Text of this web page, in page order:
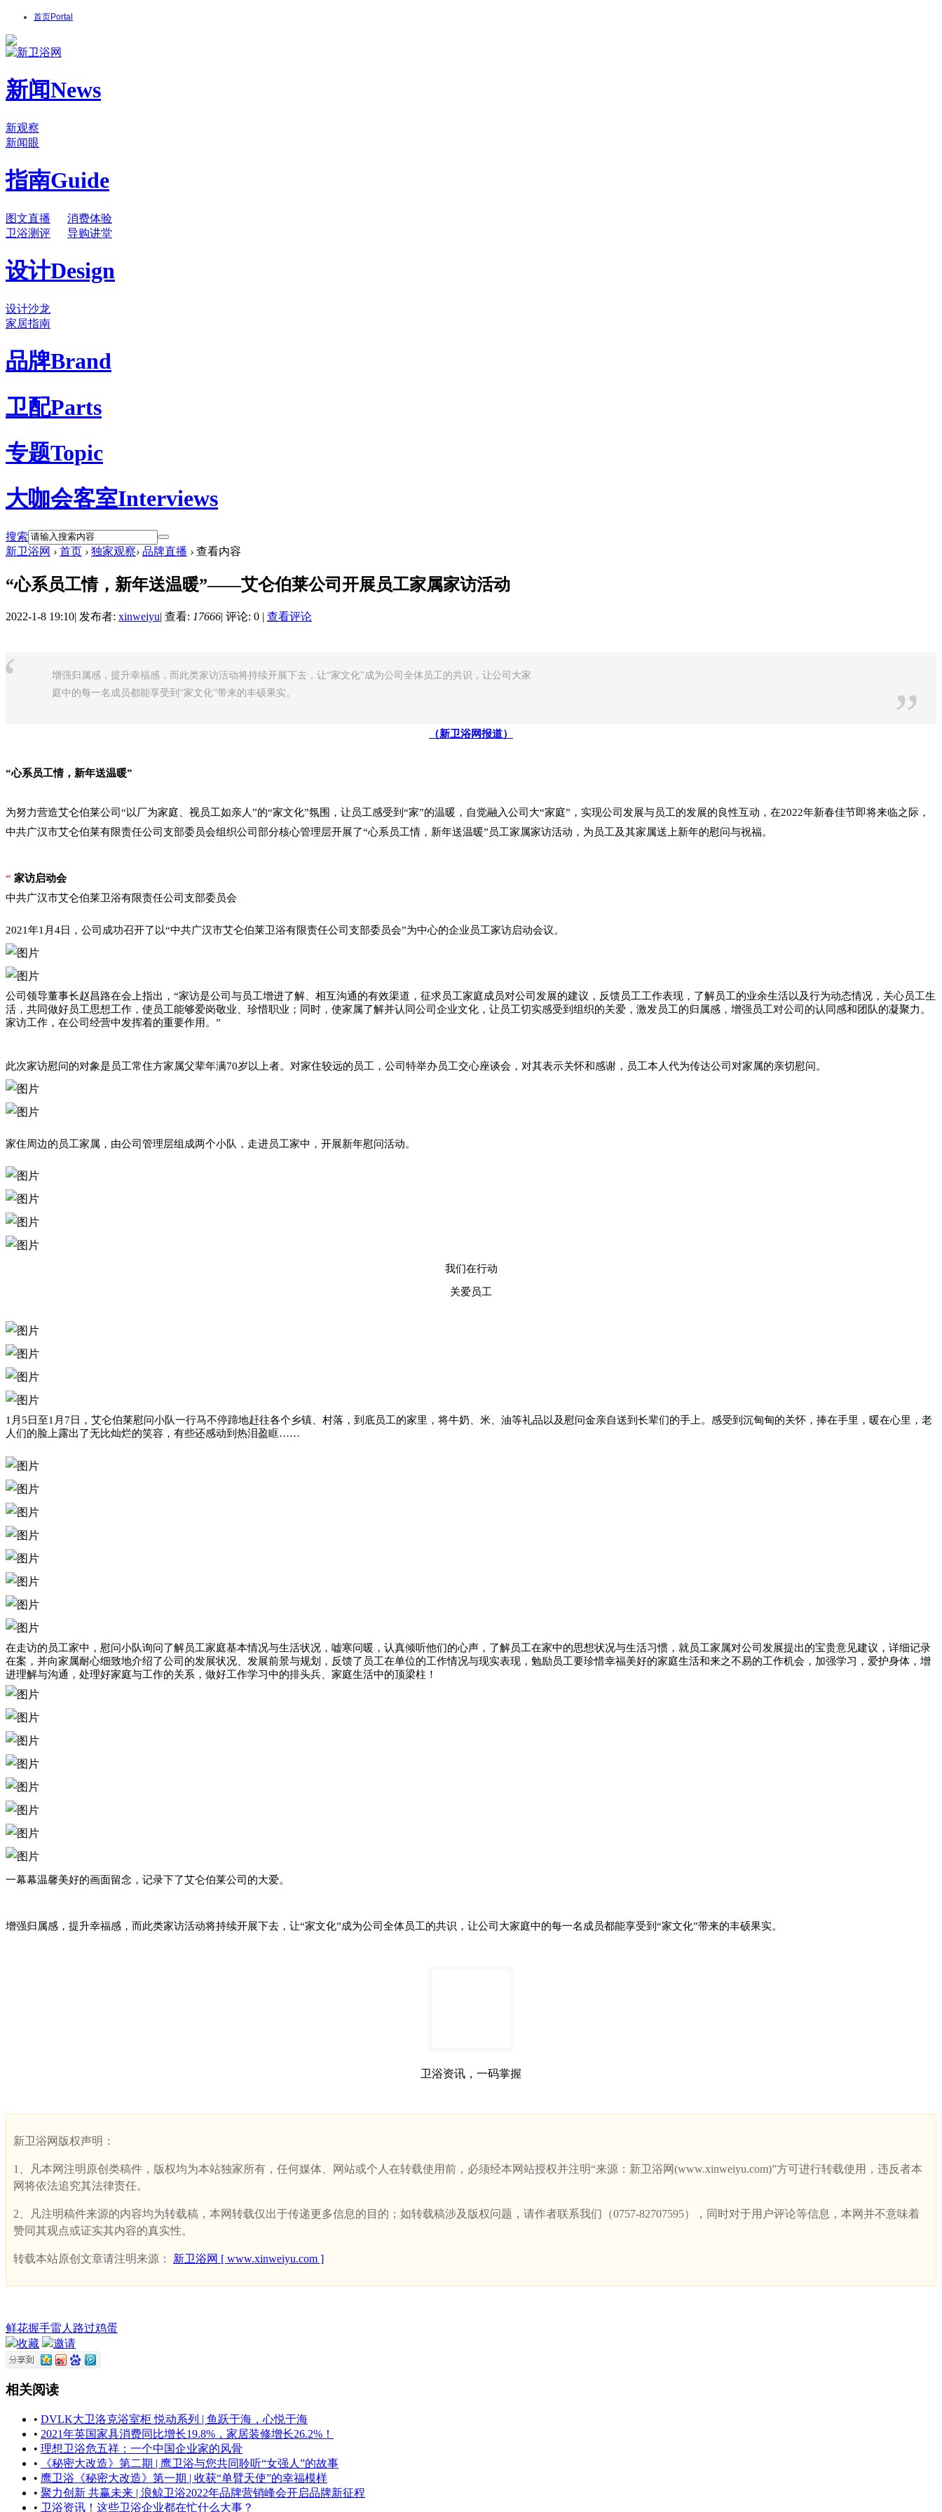
首页Portal
新闻News
新观察
新闻眼
指南Guide
图文直播
消费体验
卫浴测评
导购讲堂
设计Design
设计沙龙
家居指南
品牌Brand
卫配Parts
专题Topic
大咖会客室Interviews
搜索
新卫浴网 › 首页 › 独家观察› 品牌直播 › 查看内容
“心系员工情，新年送温暖”——艾仑伯莱公司开展员工家属家访活动
2022-1-8 19:10| 发布者: xinweiyu| 查看: 17666| 评论: 0 | 查看评论
增强归属感，提升幸福感，而此类家访活动将持续开展下去，让“家文化”成为公司全体员工的共识，让公司大家
庭中的每一名成员都能享受到“家文化”带来的丰硕果实。
”
（新卫浴网报道）
“心系员工情，新年送温暖”
为努力营造艾仑伯莱公司“以厂为家庭、视员工如亲人”的“家文化”氛围，让员工感受到“家”的温暖，自觉融入公司大“家庭”，实现公司发展与员工的发展的良性互动，在2022年新春佳节即将来临之际，
中共广汉市艾仑伯莱有限责任公司支部委员会组织公司部分核心管理层开展了“心系员工情，新年送温暖”员工家属家访活动，为员工及其家属送上新年的慰问与祝福。
“ 家访启动会
中共广汉市艾仑伯莱卫浴有限责任公司支部委员会
2021年1月4日，公司成功召开了以“中共广汉市艾仑伯莱卫浴有限责任公司支部委员会”为中心的企业员工家访启动会议。
公司领导董事长赵昌路在会上指出，“家访是公司与员工增进了解、相互沟通的有效渠道，征求员工家庭成员对公司发展的建议，反馈员工工作表现，了解员工的业余生活以及行为动态情况，关心员工生
活，共同做好员工思想工作，使员工能够爱岗敬业、珍惜职业；同时，使家属了解并认同公司企业文化，让员工切实感受到组织的关爱，激发员工的归属感，增强员工对公司的认同感和团队的凝聚力。
家访工作，在公司经营中发挥着的重要作用。”
此次家访慰问的对象是员工常住方家属父辈年满70岁以上者。对家住较远的员工，公司特举办员工交心座谈会，对其表示关怀和感谢，员工本人代为传达公司对家属的亲切慰问。
家住周边的员工家属，由公司管理层组成两个小队，走进员工家中，开展新年慰问活动。
我们在行动
关爱员工
1月5日至1月7日，艾仑伯莱慰问小队一行马不停蹄地赶往各个乡镇、村落，到底员工的家里，将牛奶、米、油等礼品以及慰问金亲自送到长辈们的手上。感受到沉甸甸的关怀，捧在手里，暖在心里，老
人们的脸上露出了无比灿烂的笑容，有些还感动到热泪盈眶……
在走访的员工家中，慰问小队询问了解员工家庭基本情况与生活状况，嘘寒问暖，认真倾听他们的心声，了解员工在家中的思想状况与生活习惯，就员工家属对公司发展提出的宝贵意见建议，详细记录
在案，并向家属耐心细致地介绍了公司的发展状况、发展前景与规划，反馈了员工在单位的工作情况与现实表现，勉励员工要珍惜幸福美好的家庭生活和来之不易的工作机会，加强学习，爱护身体，增
进理解与沟通，处理好家庭与工作的关系，做好工作学习中的排头兵、家庭生活中的顶梁柱！
一幕幕温馨美好的画面留念，记录下了艾仑伯莱公司的大爱。
增强归属感，提升幸福感，而此类家访活动将持续开展下去，让“家文化”成为公司全体员工的共识，让公司大家庭中的每一名成员都能享受到“家文化”带来的丰硕果实。
卫浴资讯，一码掌握
新卫浴网版权声明：
1、凡本网注明原创类稿件，版权均为本站独家所有，任何媒体、网站或个人在转载使用前，必须经本网站授权并注明“来源：新卫浴网(www.xinweiyu.com)”方可进行转载使用，违反者本
网将依法追究其法律责任。
2、凡注明稿件来源的内容均为转载稿，本网转载仅出于传递更多信息的目的；如转载稿涉及版权问题，请作者联系我们（0757-82707595），同时对于用户评论等信息，本网并不意味着
赞同其观点或证实其内容的真实性。
转载本站原创文章请注明来源： 新卫浴网 [ www.xinweiyu.com ]
鲜花握手雷人 路过鸡蛋
收藏
邀请
相关阅读
• DVLK大卫洛克浴室柜 悦动系列 | 鱼跃于海，心悦于海
• 2021年英国家具消费同比增长19.8%，家居装修增长26.2%！
• 理想卫浴危五祥：一个中国企业家的风骨
•
《秘密大改造》第二期 | 鹰卫浴与您共同聆听“女强人”的故事
• 鹰卫浴《秘密大改造》第一期 | 收获“单臂天使”的幸福模样
• 聚力创新 共赢未来 | 浪鲸卫浴2022年品牌营销峰会开启品牌新征程
• 卫浴资讯！这些卫浴企业都在忙什么大事？